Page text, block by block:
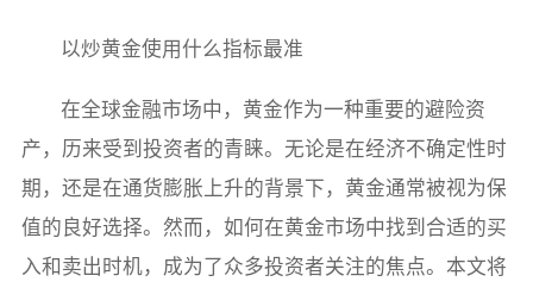
以炒黄金使用什么指标最准
在全球金融市场中，黄金作为一种重要的避险资
产，历来受到投资者的青睐。无论是在经济不确定性时
期，还是在通货膨胀上升的背景下，黄金通常被视为保
值的良好选择。然而，如何在黄金市场中找到合适的买
入和卖出时机，成为了众多投资者关注的焦点。本文将